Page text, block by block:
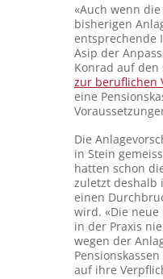
«Auch wenn
bisherigen
entsprechende
Asip der
Konrad auf
zur beruflichen
eine
Die
in Stein
hatten schon
zuletzt deshalb
einen
wird. «Die neue
in der Praxis
wegen der
auf ihre